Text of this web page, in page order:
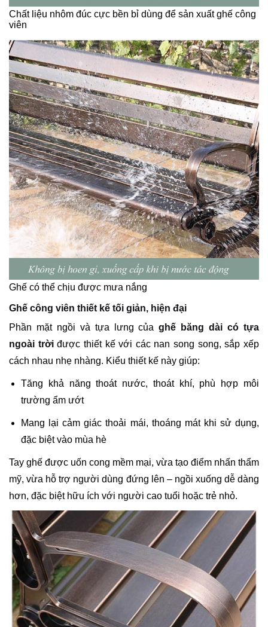
Chất liệu nhôm đúc cực bền bỉ dùng để sản xuất ghế công
viên
Ghế có thể chịu được mưa nắng
Ghế công viên thiết kế tối giản, hiện đại
Phần mặt ngồi và tựa lưng củaghế băng dài có tựa
ngoài trờiđược thiết kế với các nan song song, sắp xếp
cách nhau nhẹ nhàng. Kiểu thiết kế này giúp:
Tăng khả năng thoát nước, thoát khí, phù hợp môi
trường ẩm ướt
Mang lại cảm giác thoải mái, thoáng mát khi sử dụng,
đặc biệt vào mùa hè
Tay ghế được uốn cong mềm mại, vừa tạo điểm nhấn thẩm
mỹ, vừa hỗ trợ người dùng đứng lên – ngồi xuống dễ dàng
hơn, đặc biệt hữu ích với người cao tuổi hoặc trẻ nhỏ.